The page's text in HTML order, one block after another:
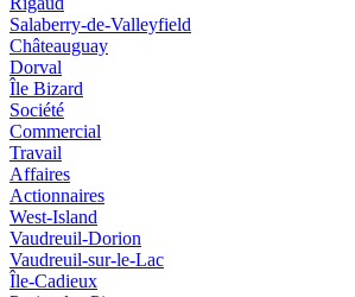
Salaberry-de-Valleyfield
Châteauguay
Dorval
Île Bizard
Société
Commercial
Travail
Affaires
Actionnaires
West-Island
Vaudreuil-Dorion
Vaudreuil-sur-le-Lac
Île-Cadieux